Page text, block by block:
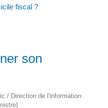
fiscal ?
son
/ Direction de l'information